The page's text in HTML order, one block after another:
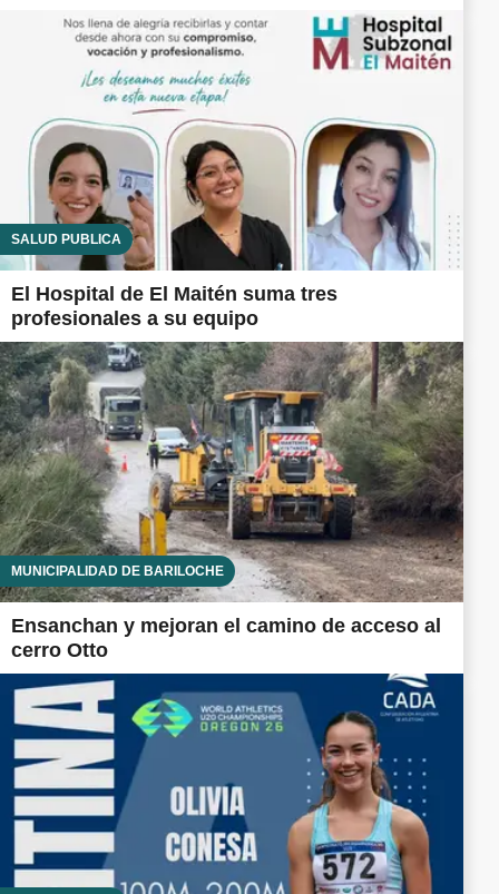
SALUD PÚBLICA
El Hospital de El Maitén suma tres
profesionales a su equipo
MUNICIPALIDAD DE BARILOCHE
Ensanchan y mejoran el camino de acceso al
cerro Otto